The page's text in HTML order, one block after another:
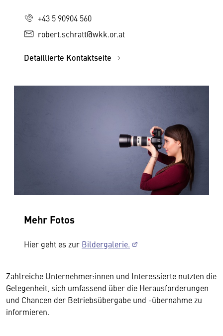
+43 5 90904 560
robert.schratt@wkk.or.at
Detaillierte Kontaktseite
Mehr Fotos
Hier geht es zur Bildergalerie.
Zahlreiche Unternehmer:innen und Interessierte nutzten die
Gelegenheit, sich umfassend über die Herausforderungen
und Chancen der Betriebsübergabe und -übernahme zu
informieren.